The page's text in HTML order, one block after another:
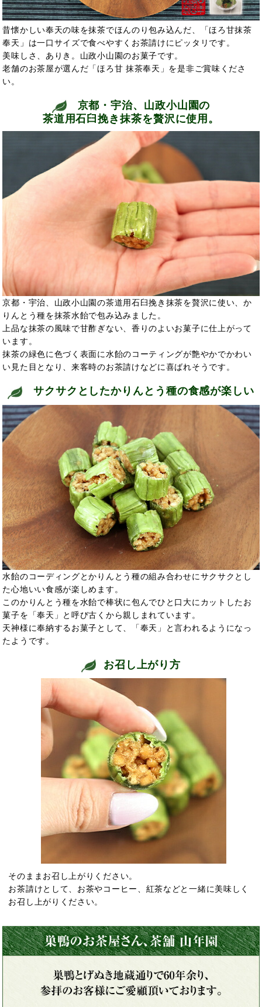
昔懐かしい奉天の味を抹茶でほんのり包み込んだ、「ほろ甘抹茶
奉天」は一口サイズで食べやすくお茶請けにピッタリです。
美味しさ、ありき。山政小山園のお菓子です。
老舗のお茶屋が選んだ「ほろ甘 抹茶奉天」を是非ご賞味くださ
い。
京都・宇治、山政小山園の
茶道用石臼挽き抹茶を贅沢に使用。
京都・宇治、山政小山園の茶道用石臼挽き抹茶を贅沢に使い、か
りんとう種を抹茶水飴で包み込みました。
上品な抹茶の風味で甘酢ぎない、香りのよいお菓子に仕上がって
います。
抹茶の緑色に色づく表面に水飴のコーティングが艶やかでかわい
い見た目となり、来客時のお茶請けなどに喜ばれそうです。
サクサクとしたかりんとう種の食感が楽しい
水飴のコーディングとかりんとう種の組み合わせにサクサクとし
た心地いい食感が楽しめます。
このかりんとう種を水飴で棒状に包んでひと口大にカットしたお
菓子を「奉天」と呼び古くから親しまれています。
天神様に奉納するお菓子として、「奉天」と言われるようになっ
たようです。
お召し上がり方
そのままお召し上がりください。
お茶請けとして、お茶やコーヒー、紅茶などと一緒に美味しく
お召し上がりください。